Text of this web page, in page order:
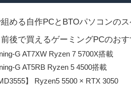
める自作PCとBTOパソコンの
後で買えるゲーミングPCのお
G AT7XW Ryzen 7 5700X搭載
G AT5RB Ryzen 5 4500搭載
】 Ryzen5 5500 × RTX 3050